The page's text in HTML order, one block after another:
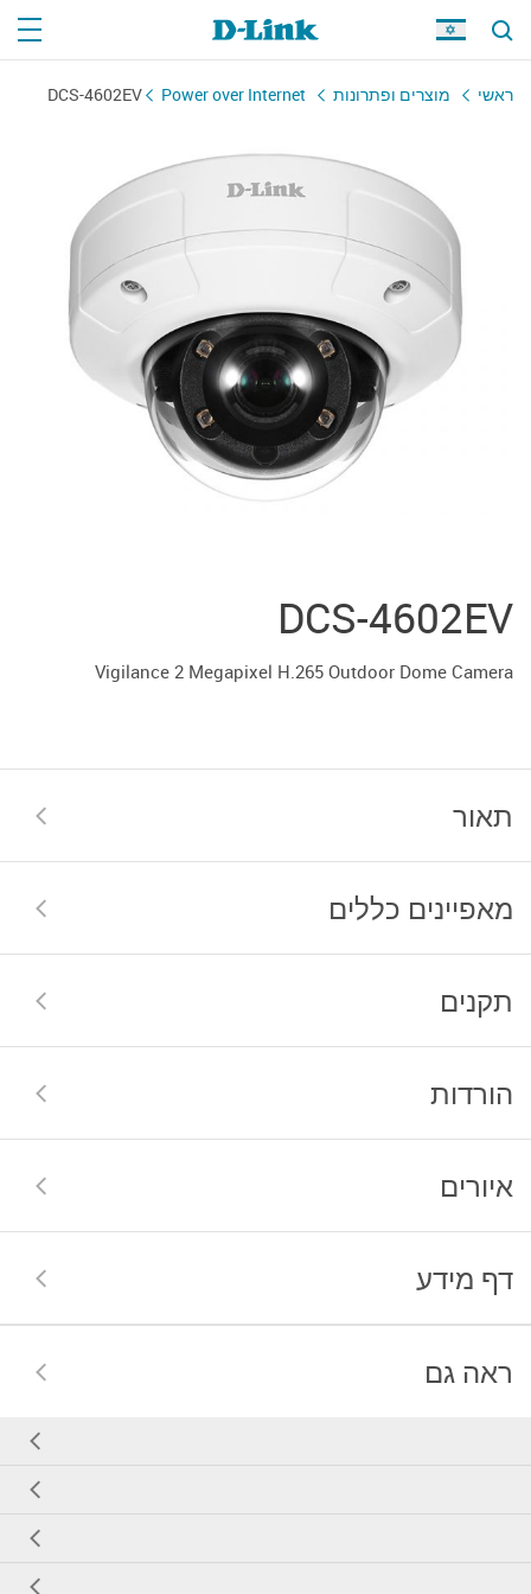
ראשי מוצרים ופתרונות Power over Internet
DCS-4602EV
DCS-4602EV
Vigilance 2 Megapixel H.265 Outdoor Dome Camera
תאור
מאפיינים כללים
תקנים
הורדות
איורים
דף מידע
ראה גם